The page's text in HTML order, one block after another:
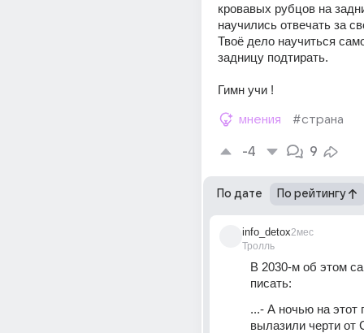
кровавых рубцов на
научились отвечать за
Твоё дело научиться
задницу подтирать.
Гимн учи !
мнения #страна
-4 9
По дате По рейтингу
info_detox
Тролль
2мес
В 2030-м об этом
писать:
...- А ночью на этот
вылазили черти от